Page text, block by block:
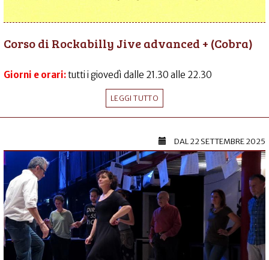
Corso di Rockabilly Jive advanced + (Cobra)
Giorni e orari:tutti i giovedì dalle 21.30 alle 22.30
LEGGI TUTTO
DAL22 SETTEMBRE 2025